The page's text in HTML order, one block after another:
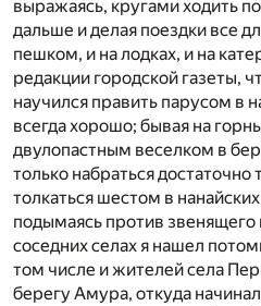
выражаясь, кругами ходить
дальше и делая поездки все
пешком, и на лодках, и на
редакции городской газеты,
научился править парусом в
всегда хорошо; бывая на
двулопастным веселком в
только набраться достаточно
толкаться шестом в
подымаясь против
соседних селах я нашел
том числе и жителей села
берегу Амура, откуда